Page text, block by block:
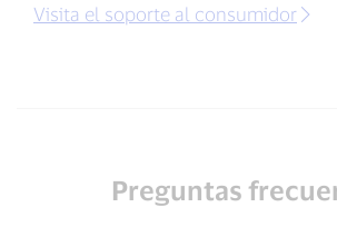
Visita el soporte al consumidor
Preguntas